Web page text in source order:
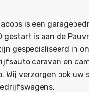
is een
gestart is aan de
gespecialiseerd in
caravan en
Wij verzorgen ook uw